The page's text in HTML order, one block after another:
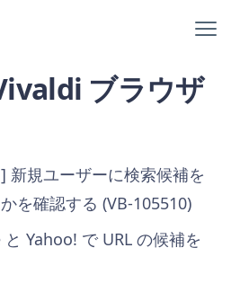
ブラウザ
新規ユーザーに検索候補を
を確認する (VB-105510)
Yahoo! で URL の候補を